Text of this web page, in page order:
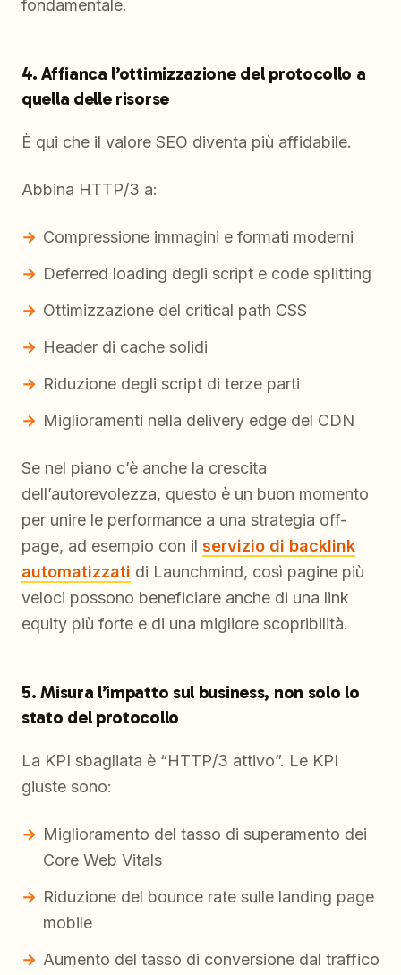
fondamentale.
4. Affianca l’ottimizzazione del protocollo a
quella delle risorse
È qui che il valore SEO diventa più affidabile.
Abbina HTTP/3 a:
Compressione immagini e formati moderni
Deferred loading degli script e code splitting
Ottimizzazione del critical path CSS
Header di cache solidi
Riduzione degli script di terze parti
Miglioramenti nella delivery edge del CDN
Se nel piano c’è anche la crescita
dell’autorevolezza, questo è un buon momento
per unire le performance a una strategia off-
page, ad esempio con il servizio di backlink
automatizzati di Launchmind, così pagine più
veloci possono beneficiare anche di una link
equity più forte e di una migliore scopribilità.
5. Misura l’impatto sul business, non solo lo
stato del protocollo
La KPI sbagliata è “HTTP/3 attivo”. Le KPI
giuste sono:
Miglioramento del tasso di superamento dei
Core Web Vitals
Riduzione del bounce rate sulle landing page
mobile
Aumento del tasso di conversione dal traffico